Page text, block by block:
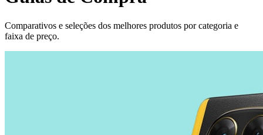
Comparativos e seleções dos melhores produtos por categoria e
faixa de preço.